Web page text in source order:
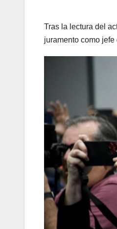
Tras la lectura del
juramento como